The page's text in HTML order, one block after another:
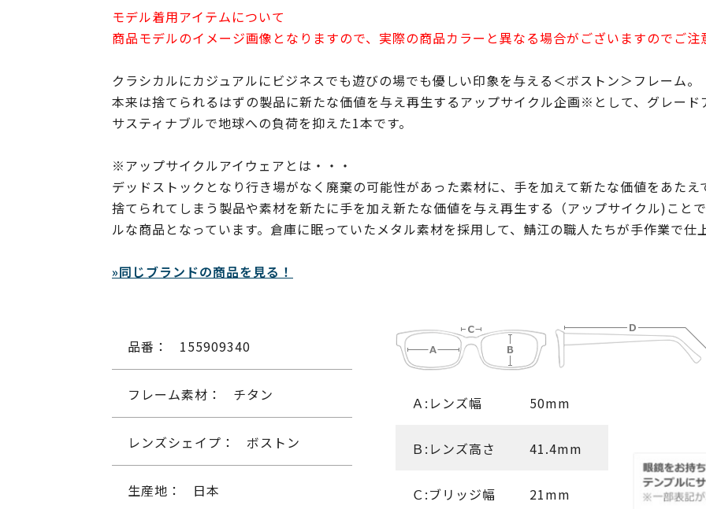
モデル着用アイテムについて
商品モデルのイメージ画像となりますので、実際の商品カラーと異なる場合がございますのでご注
クラシカルにカジュアルにビジネスでも遊びの場でも優しい印象を与える＜ボストン＞フレーム。
本来は捨てられるはずの製品に新たな価値を与え再生するアップサイクル企画※として、グレー
サスティナブルで地球への負荷を抑えた1本です。
※アップサイクルアイウェアとは・・・
デッドストックとなり行き場がなく廃棄の可能性があった素材に、手を加えて新たな価値をあたえ
捨てられてしまう製品や素材を新たに手を加え新たな価値を与え再生する（アップサイクル)こと
ルな商品となっています。倉庫に眠っていたメタル素材を採用して、鯖江の職人たちが手作業で仕
»同じブランドの商品を見る！
品番： 155909340
フレーム素材： チタン
レンズシェイプ： ボストン
生産地： 日本
Ａ:レンズ幅 50mm
Ｂ:レンズ高さ 41.4mm
Ｃ:ブリッジ幅 21mm